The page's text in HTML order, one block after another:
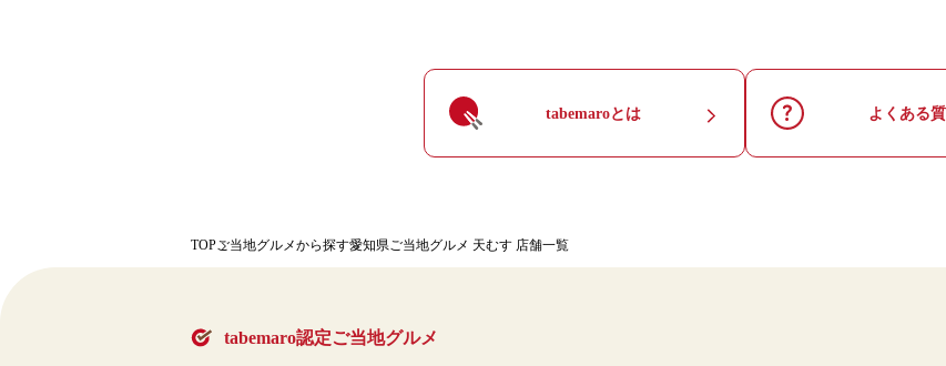
tabemaroとは よくある
TOPご当地グルメから探す愛知県ご当地グルメ 天むす 店舗一覧
tabemaro認定ご当地グルメ